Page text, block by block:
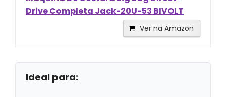
Drive Completa Jack-20U-53 BIVOLT
Ver na Amazon
Ideal para: